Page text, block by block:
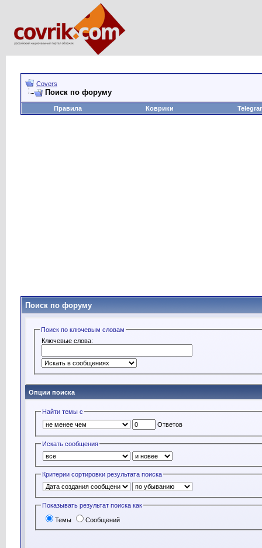
Covers
Поиск по форуму
Правила Коврики
Поиск по форуму
Поиск по ключевым словам
Ключевые слова:
Опции поиска
Найти темы с
Ответов
Искать сообщения
Критерии сортировки результата поиска
Показывать результат поиска как
Темы Сообщений